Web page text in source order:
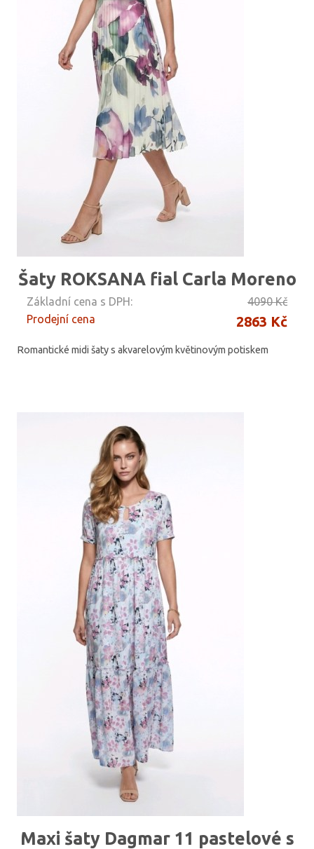
Šaty ROKSANA fial Carla Moreno
Základní cena s DPH:
4090 Kč
Prodejní cena
2863 Kč
Romantické midi šaty s akvarelovým květinovým potiskem
Maxi šaty Dagmar 11 pastelové s